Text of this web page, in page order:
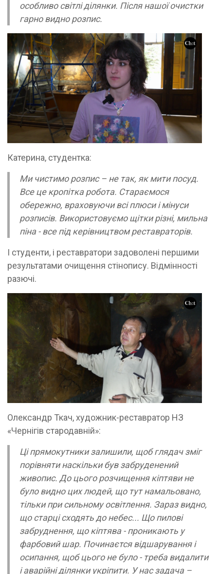
особливо світлі ділянки. Після нашої очистки
гарно видно розпис.
Катерина, студентка:
Ми чистимо розпис – не так, як мити посуд.
Все це кропітка робота. Стараємося
обережно, враховуючи всі плюси і мінуси
розписів. Використовуємо щітки різні, мильна
піна - все під керівництвом реставраторів.
І студенти, і реставратори задоволені першими
результатами очищення стінопису. Відмінності
разючі.
Олександр Ткач, художник-реставратор НЗ
«Чернігів стародавній»:
Ці прямокутники залишили, щоб глядач зміг
порівняти наскільки був забруденений
живопис. До цього розчищення кіптяви не
було видно цих людей, що тут намальовано,
тільки при сильному освітлення. Зараз видно,
що старці сходять до небес... Що пилові
забруднення, що кіптява - проникають у
фарбовий шар. Починаєтся відшарування і
осипання, щоб цього не було - треба видалити
і аварійні ділянки укріпити. У нас задача –